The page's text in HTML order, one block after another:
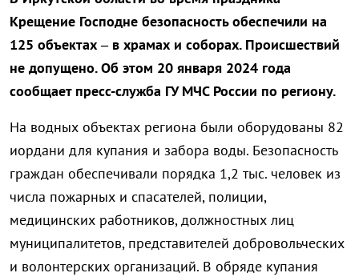
Крещение Господне безопасность обеспечили на
125 объектах – в храмах и соборах. Происшествий
не допущено. Об этом 20 января 2024 года
сообщает пресс-служба ГУ МЧС России по региону.
На водных объектах региона были оборудованы 82
иордани для купания и забора воды. Безопасность
граждан обеспечивали порядка 1,2 тыс. человек из
числа пожарных и спасателей, полиции,
медицинских работников, должностных лиц
муниципалитетов, представителей добровольческих
и волонтерских организаций. В обряде купания